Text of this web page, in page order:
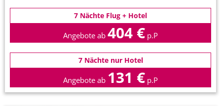
7 Nächte Flug + Hotel
Angebote ab 404 € p.P
7 Nächte nur Hotel
Angebote ab 131 € p.P